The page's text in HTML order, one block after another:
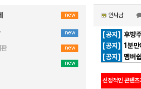
안싸남
[공지] 후방
[공지] 1분
[공지]
멤버
선정적인 콘텐
new
new
new
new